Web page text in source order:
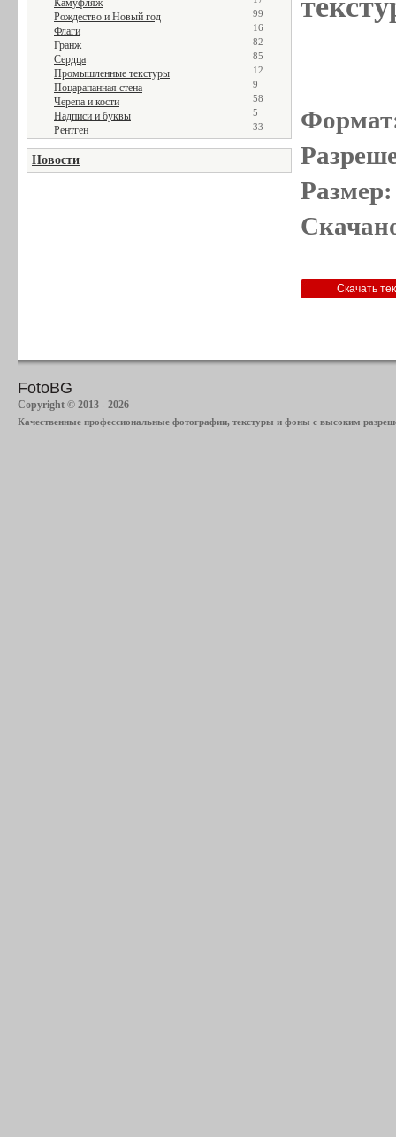
Камуфляж
Рождество и Новый год 99
Флаги 16
Гранж 82
Сердца 85
Промышленные текстуры 12
Поцарапанная стена 9
Черепа и кости 58
Надписи и буквы 5
Рентген 33
Новости
FotoBG
Copyright © 2013 - 2026
Качественные профессиональные фотографии, текстуры и фоны с высоким